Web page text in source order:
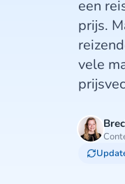
een
prijs.
vele